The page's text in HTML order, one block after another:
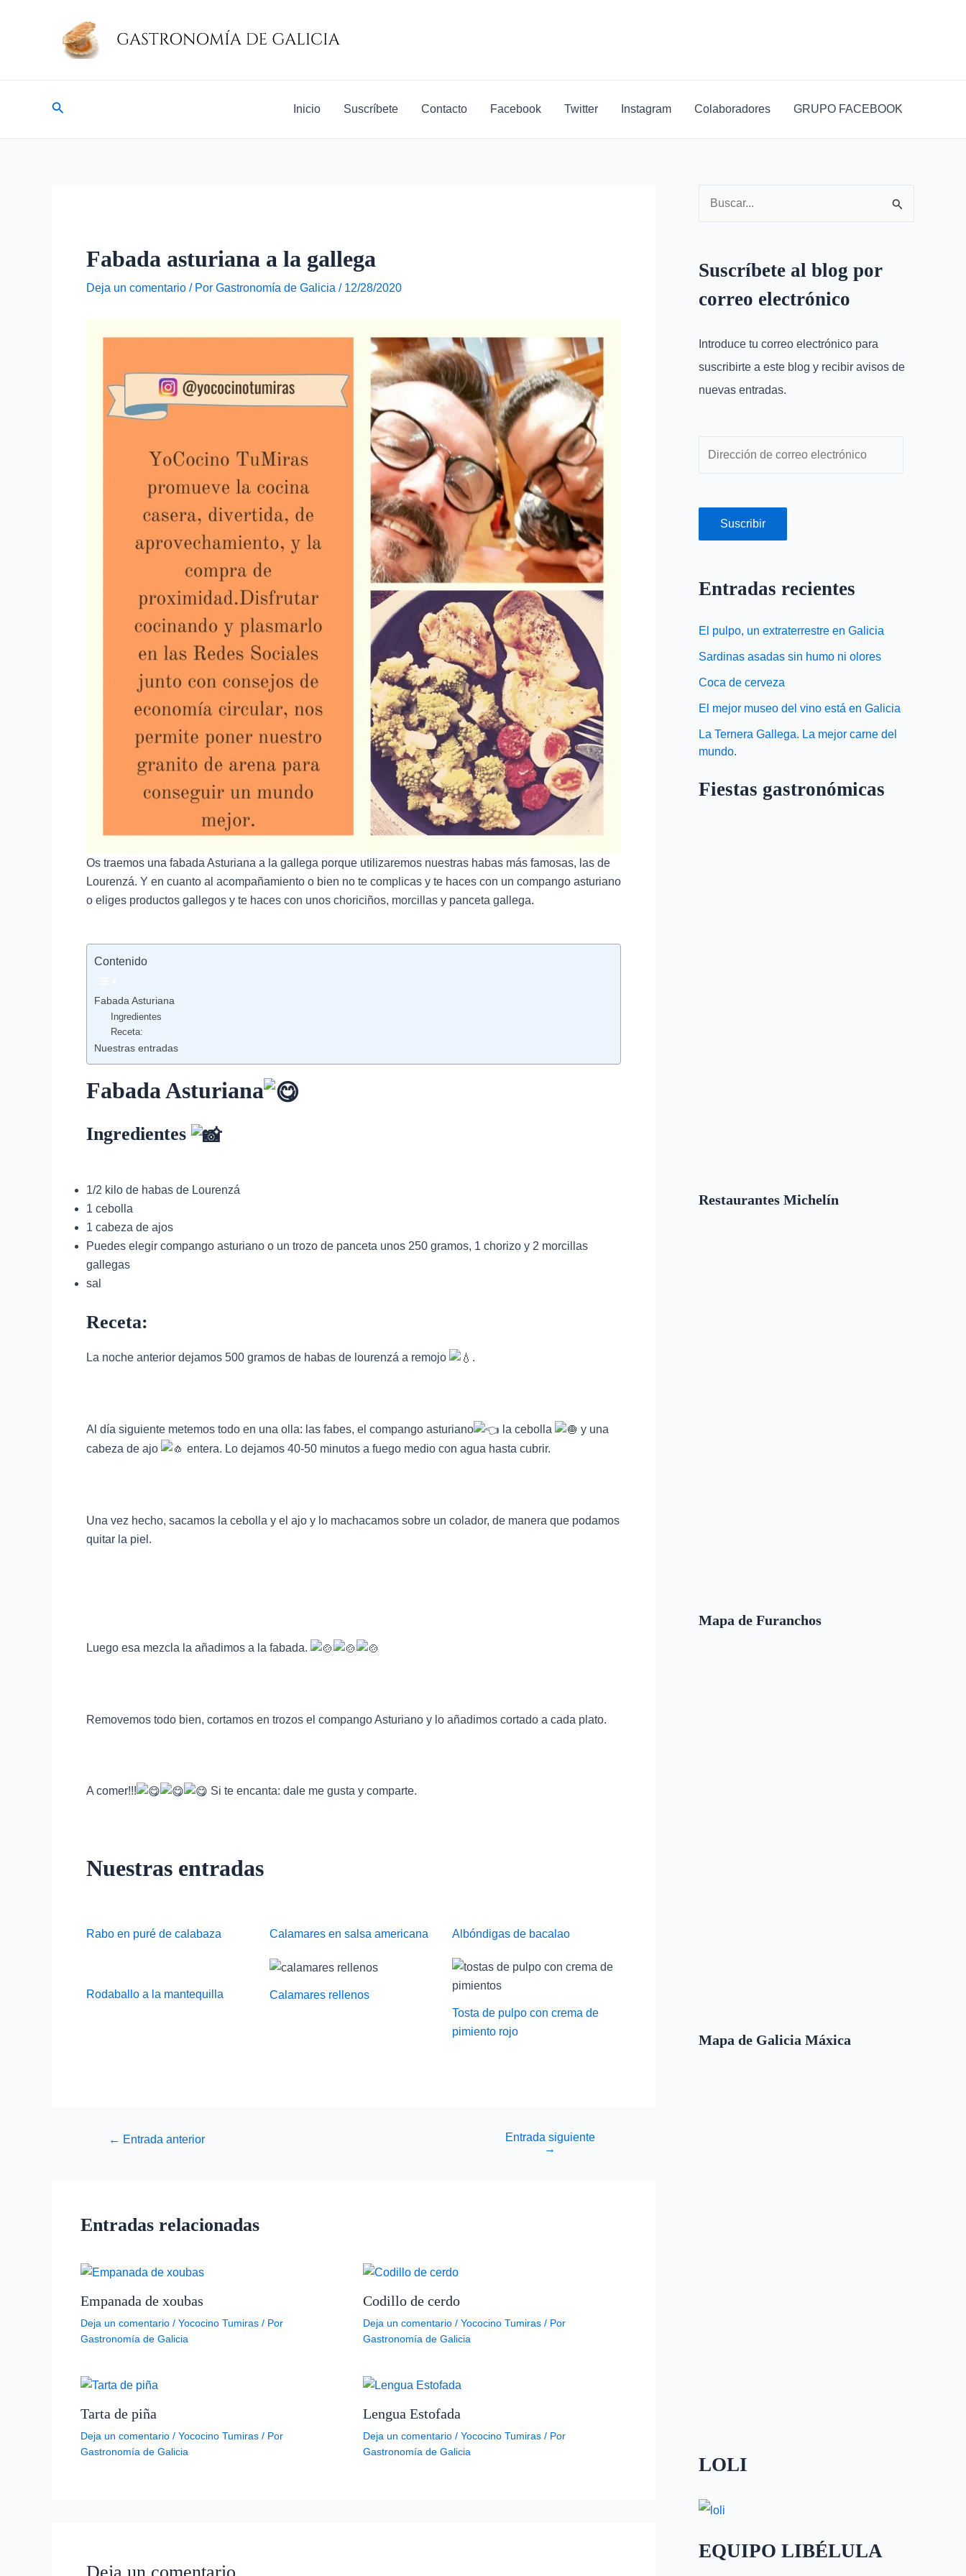
Buscar Inicio Suscríbete Contacto Facebook Twitter Instagram Colaboradores GRUPO FACEBOOK
Fabada asturiana a la gallega
Deja un comentario / Por Gastronomía de Galicia / 12/28/2020
Os traemos una fabada Asturiana a la gallega porque utilizaremos nuestras habas más famosas, las de
Lourenzá. Y en cuanto al acompañamiento o bien no te complicas y te haces con un compango asturiano
o eliges productos gallegos y te haces con unos choriciños, morcillas y panceta gallega.
Contenido
Fabada Asturiana
Ingredientes
Receta:
Nuestras entradas
Fabada Asturiana
Ingredientes
1/2 kilo de habas de Lourenzá
1 cebolla
1 cabeza de ajos
Puedes elegir compango asturiano o un trozo de panceta unos 250 gramos, 1 chorizo y 2 morcillas
gallegas
sal
Receta:
La noche anterior dejamos 500 gramos de habas de lourenzá a remojo .
Al día siguiente metemos todo en una olla: las fabes, el compango asturiano la cebolla
y una
cabeza de ajo
entera. Lo dejamos 40-50 minutos a fuego medio con agua hasta cubrir.
Una vez hecho, sacamos la cebolla y el ajo y lo machacamos sobre un colador, de manera que podamos
quitar la piel.
Luego esa mezcla la añadimos a la fabada.
Removemos todo bien, cortamos en trozos el compango Asturiano y lo añadimos cortado a cada plato.
A comer!!! Si te encanta: dale me gusta y comparte.
Nuestras entradas
Rabo en puré de calabaza Calamares en salsa americana Albóndigas de bacalao
Rodaballo a la mantequilla
Calamares rellenos
Tosta de pulpo con crema de
pimiento rojo
de
entradas
← Entrada anterior
Entrada siguiente
→
Entradas relacionadas
Empanada de xoubas
Deja un comentario / Yococino Tumiras / Por
Gastronomía de Galicia
Codillo de cerdo
Deja un comentario / Yococino Tumiras/ Por
Gastronomía de Galicia
Tarta de piña
Deja un comentario / Yococino Tumiras / Por
Gastronomía de Galicia
Lengua Estofada
Deja un comentario / Yococino Tumiras/ Por
Gastronomía de Galicia
c
a
p
o
r
Suscríbete al blog por
correo electrónico
Introduce tu correo electrónico para
suscribirte a este blog y recibir avisos de
nuevas entradas.
c
c
r
ó
i
o
Suscribir
Entradas recientes
El pulpo, un extraterrestre en Galicia
Sardinas asadas sin humo ni olores
Coca de cerveza
El mejor museo del vino está en Galicia
La Ternera Gallega. La mejor carne del
mundo.
Fiestas gastronómicas
Restaurantes Michelín
Mapa de Furanchos
Mapa de Galicia Máxica
LOLI
EQUIPO LIBÉLULA